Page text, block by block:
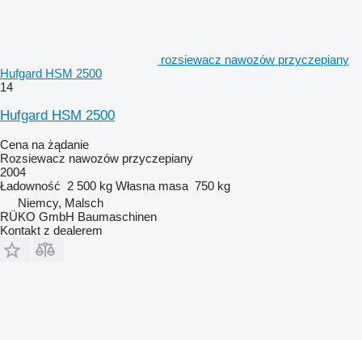
rozsiewacz nawozów przyczepiany
Hufgard HSM 2500
14
Hufgard HSM 2500
Cena na żądanie
Rozsiewacz nawozów przyczepiany
2004
Ładowność 2 500 kg Własna masa 750 kg
Niemcy, Malsch
RÜKO GmbH Baumaschinen
Kontakt z dealerem